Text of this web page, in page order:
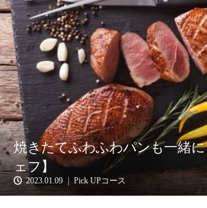
焼きたてふわふわパンも一緒
ェフ】
2023.01.09 Pick UPコース